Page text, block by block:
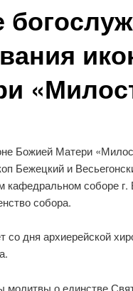
Божией Матери
Бежецкий и
кафедральном соборе г.
собора.
со дня архиерейской
молитвы о единстве